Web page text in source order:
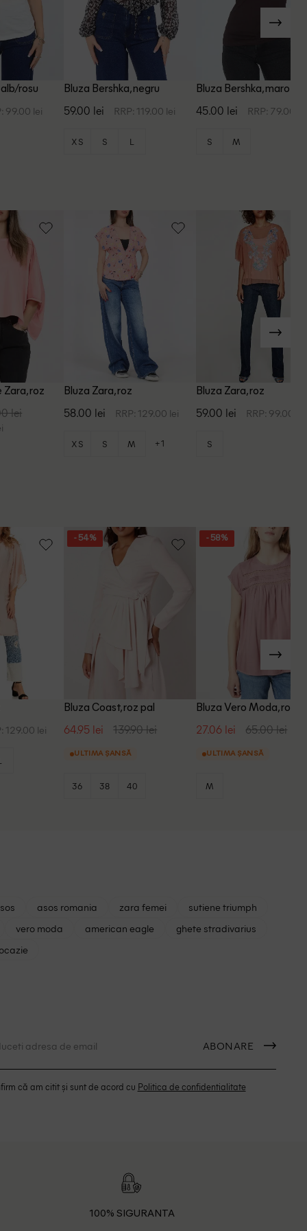
rosu
99.00 lei
Bluza Bershka, negru
59.00 lei RRP: 119.00 lei
XS S L
Bluza Bershka, maro
45.00 lei RRP: 79.00 lei
S M
Zara, roz
lei
Bluza Zara, roz
58.00 lei RRP: 129.00 lei
XS S M +1
Bluza Zara, roz
59.00 lei RRP: 99.00 lei
S
129.00 lei
- 54%
Bluza Coast, roz pal
64.95 lei 139.90 lei
ULTIMA ȘANSĂ
36 38 40
- 58%
Bluza Vero Moda, roz
27.06 lei 65.00 lei
ULTIMA ȘANSĂ
M
asos romania zara femei
sutiene triumph
vero moda american eagle
ghete stradivarius
ABONARE
că am citit și sunt de acord cu Politica de confidentialitate
100% SIGURANTA